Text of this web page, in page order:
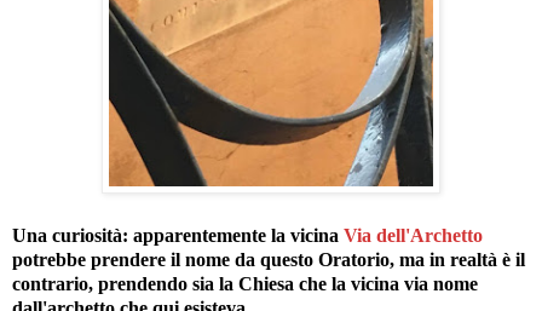
Una curiosità: apparentemente la vicina Via dell'Archetto
potrebbe prendere il nome da questo Oratorio, ma in realtà è il
contrario, prendendo sia la Chiesa che la vicina via nome